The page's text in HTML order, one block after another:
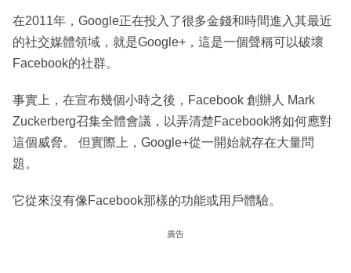
在2011年，Google正在投入了很多金錢和時間進入其最近
的社交媒體領域，就是Google+，這是一個聲稱可以破壞
Facebook的社群。
事實上，在宣布幾個小時之後，Facebook 創辦人 Mark
Zuckerberg召集全體會議，以弄清楚Facebook將如何應對
這個威脅。 但實際上，Google+從一開始就存在大量問
題。
它從來沒有像Facebook那樣的功能或用戶體驗。
廣告